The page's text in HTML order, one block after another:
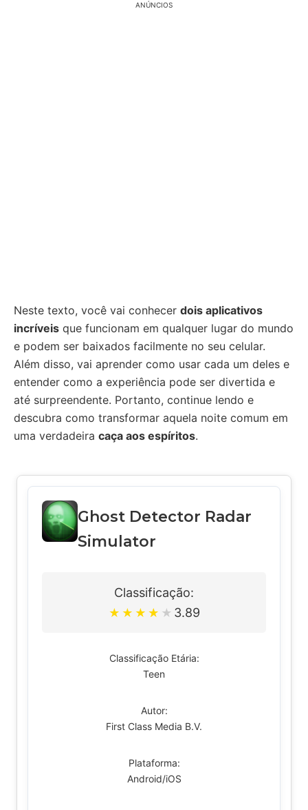
ANÚNCIOS
Neste texto, você vai conhecer dois aplicativos
incríveis que funcionam em qualquer lugar do mundo
e podem ser baixados facilmente no seu celular.
Além disso, vai aprender como usar cada um deles e
entender como a experiência pode ser divertida e
até surpreendente. Portanto, continue lendo e
descubra como transformar aquela noite comum em
uma verdadeira caça aos espíritos.
Ghost Detector Radar
Simulator
Classificação:
★ ★ ★ ★ ★ 3.89
Classificação Etária:
Teen
Autor:
First Class Media B.V.
Plataforma:
Android/iOS